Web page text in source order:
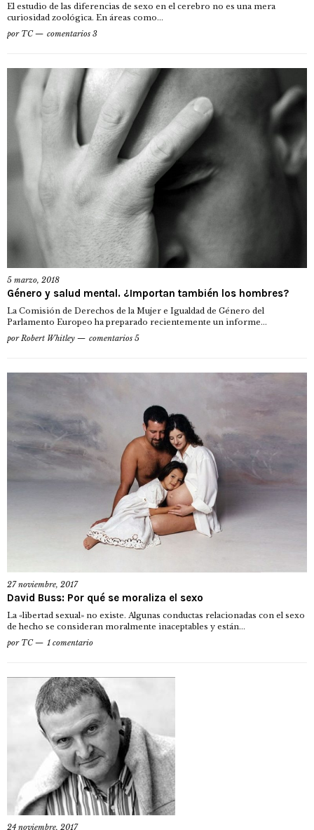
El estudio de las diferencias de sexo en el cerebro no es una mera
curiosidad zoológica. En áreas como...
por TC comentarios 3
5 marzo, 2018
Género y salud mental. ¿Importan también los hombres?
La Comisión de Derechos de la Mujer e Igualdad de Género del
Parlamento Europeo ha preparado recientemente un informe...
porRobert Whitley comentarios 5
27 noviembre, 2017
David Buss: Por qué se moraliza el sexo
La «libertad sexual» no existe. Algunas conductas relacionadas con el sexo
de hecho se consideran moralmente inaceptables y están...
por TC 1 comentario
24 noviembre, 2017